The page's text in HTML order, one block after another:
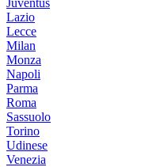
Lazio
Lecce
Milan
Monza
Napoli
Parma
Roma
Sassuolo
Torino
Udinese
Venezia